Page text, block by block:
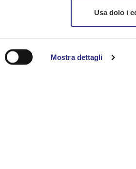
Mostra dettagli
Usa dolo i